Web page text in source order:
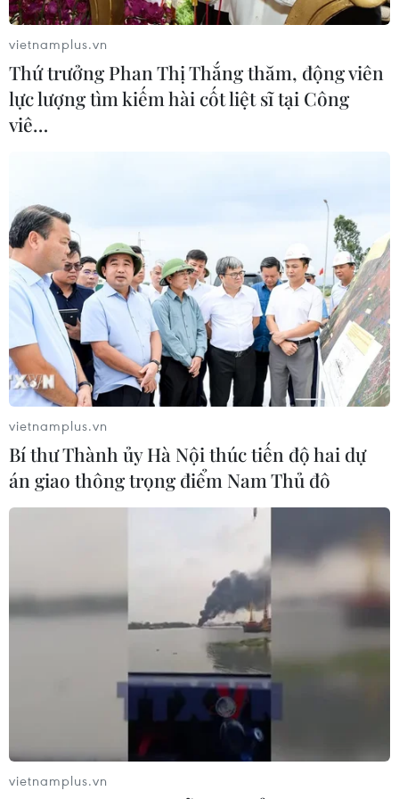
hiểm
Bộ Y tế : Trên 22% người trưởng
thành thiếu vận động thể lực
TP Hồ Chí Minh đồng hành để trẻ
mắc bệnh hiểm nghèo không lỡ cơ
hội học tập và điều trị
30/07/2026 13:53
Xem thêm
CƠ QUAN CHỦ QUẢN: THÔNG TẤN XÃ VIỆT NAM
Phó Tổng Biên tập: NGUYỄN THỊ TÁM, KHÚC THANH
THỦY
Quy định sử dụng
Hỗ trợ
TTXVN
Quảng cáo
Liên hệ
vietnamplus.vn
Thứ trưởng Phan Thị Thắng thăm, động viên
lực lượng tìm kiếm hài cốt liệt sĩ tại Công
viê…
vietnamplus.vn
Bí thư Thành ủy Hà Nội thúc tiến độ hai dự
án giao thông trọng điểm Nam Thủ đô
vietnamplus.vn